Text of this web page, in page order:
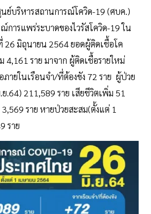
ย์บริหารสถานการณ์โควิด-19 (ศบค.)
การแพร่ระบาดของไวรัสโควิด-19 ใน
26 มิถุนายน 2564 ยอดผู้ติดเชื้อโค
4,161 ราย มาจาก ผู้ติดเชื้อรายใหม่
ภายในเรือนจำ/ที่ต้องขัง 72 ราย ผู้ป่วย
.64) 211,589 ราย เสียชีวิตเพิ่ม 51
ราย หายป่วยสะสม(ตั้งแต่ 1
ราย